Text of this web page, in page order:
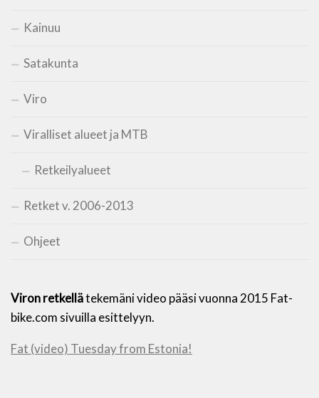
Kainuu
Satakunta
Viro
Viralliset alueet ja MTB
Retkeilyalueet
Retket v. 2006-2013
Ohjeet
Viron retkellätekemäni video pääsi vuonna 2015 Fat-
bike.com sivuilla esittelyyn.
Fat (video) Tuesday from Estonia!